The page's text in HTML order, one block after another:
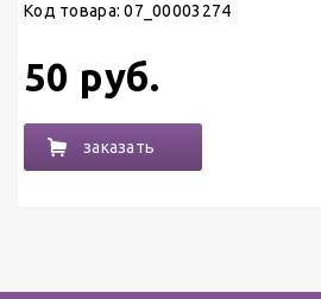
Код товара: 07_00003274
50 руб.
заказать